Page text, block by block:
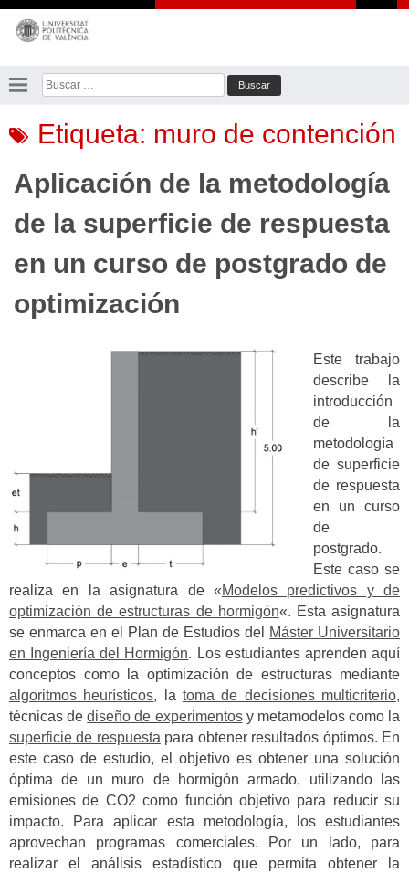
Saltar
contenido
Buscar:
Etiqueta: muro de contención
Aplicación de la metodología
de la superficie de respuesta
en un curso de postgrado de
optimización
Este trabajo
describe la
introducción
de la
metodología
de superficie
de respuesta
en un curso
de
postgrado.
Este caso se
realiza en la asignatura de «Modelos predictivos y de
optimización de estructuras de hormigón«. Esta asignatura
se enmarca en el Plan de Estudios del
Máster Universitario
en Ingeniería del Hormigón. Los estudiantes aprenden aquí
conceptos como la optimización de estructuras mediante
algoritmos heurísticos, latoma de decisiones multicriterio,
técnicas dediseño de experimentosy metamodelos como la
superficie de respuesta para obtener resultados óptimos. En
este caso de estudio, el objetivo es obtener una solución
óptima de un muro de hormigón armado, utilizando las
emisiones de CO2 como función objetivo para reducir su
impacto. Para aplicar esta metodología, los estudiantes
aprovechan programas comerciales. Por un lado, para
realizar el análisis estadístico que permita obtener la